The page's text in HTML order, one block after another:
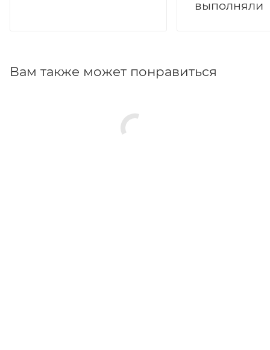
выполняли
Вам также может понравиться